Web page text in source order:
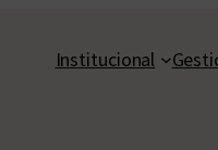
Institucional